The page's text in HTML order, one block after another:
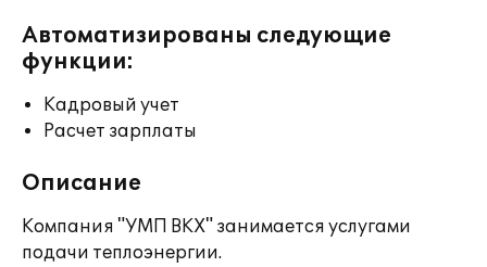
Автоматизированы следующие
функции:
Кадровый учет
Расчет зарплаты
Описание
Компания "УМП ВКХ" занимается услугами
подачи теплоэнергии.